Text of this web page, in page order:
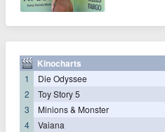
Kinocharts
1 Die Odyssee
2
Toy Story 5
3
Minions & Monster
4
Vaiana